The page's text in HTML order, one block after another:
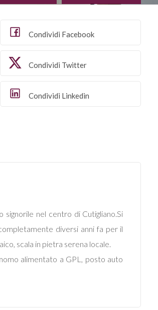
Condividi Facebook
Condividi Twitter
Condividi Linkedin
nel centro di Cutigliano.Si
diversi anni fa per il
scala in pietra serena locale.
alimentato a GPL, posto auto